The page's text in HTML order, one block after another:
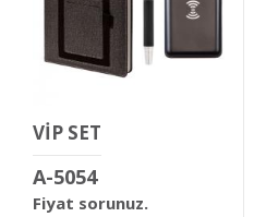
VİP SET
A-5054
Fiyat sorunuz.